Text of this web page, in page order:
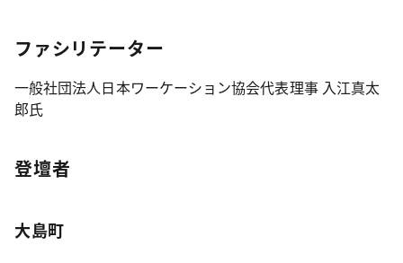
ファシリテーター
一般社団法人日本ワーケーション協会代表理事 入江真太
郎氏
登壇者
大島町